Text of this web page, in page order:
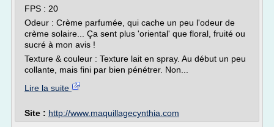
FPS : 20
Odeur : Crème parfumée, qui cache un peu l'odeur de
crème solaire... Ça sent plus 'oriental' que floral, fruité ou
sucré à mon avis !
Texture & couleur : Texture lait en spray. Au début un peu
collante, mais fini par bien pénétrer. Non...
Lire la suite
Site : http://www.maquillagecynthia.com